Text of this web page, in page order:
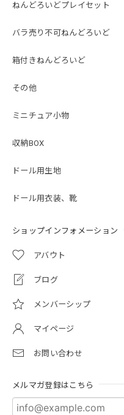
ねんどろいどプレイセット
バラ売り不可ねんどろいど
箱付きねんどろいど
その他
ミニチュア小物
収納BOX
ドール用生地
ドール用衣装、靴
ショップインフォメーション
アバウト
ブログ
メンバーシップ
マイページ
お問い合わせ
メルマガ登録はこちら